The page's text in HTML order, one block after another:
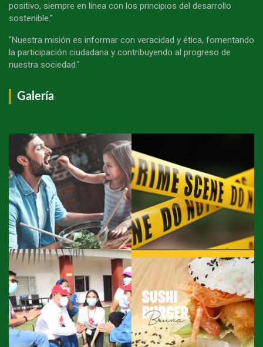
positivo, siempre en línea con los principios del desarrollo
sostenible."
"Nuestra misión es informar con veracidad y ética, fomentando
la participación ciudadana y contribuyendo al progreso de
nuestra sociedad."
Galería